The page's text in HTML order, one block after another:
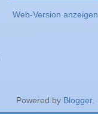
Web-Version anzeigen
Powered by Blogger.